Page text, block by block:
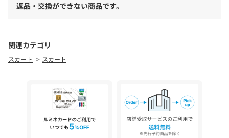
※商品の色味の目安は、商品単体の画像をご参照ください。
り、他の衣類や淡色のベルト、バッグ、靴、ソファやシート等に
色が付着することがありますのでご注意ください。洗濯の際は、
色落ちしますので、単品洗いをしてください。また洗濯により
店舗へお問い合わせの際は、全国のSteven Alan各店舗まで下記の
品名/品番をお申し付けください。
品名：〇SA 13OZ DNM MINI 品番：82241990299
返品・交換ができない商品です。
関連カテゴリ
スカート スカート